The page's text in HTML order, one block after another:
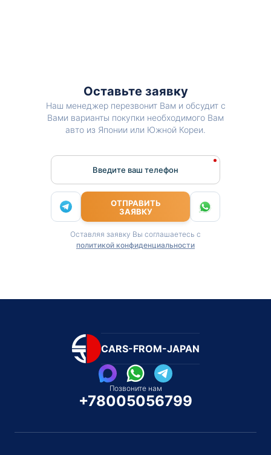
Оставьте заявку
Наш менеджер перезвонит Вам и обсудит с
Вами варианты покупки необходимого Вам
авто из Японии или Южной Кореи.
Введите ваш телефон
ОТПРАВИТЬ
ЗАЯВКУ
Оставляя заявку Вы соглашаетесь с
политикой конфиденциальности
CARS-FROM-JAPAN
Позвоните нам
+78005056799